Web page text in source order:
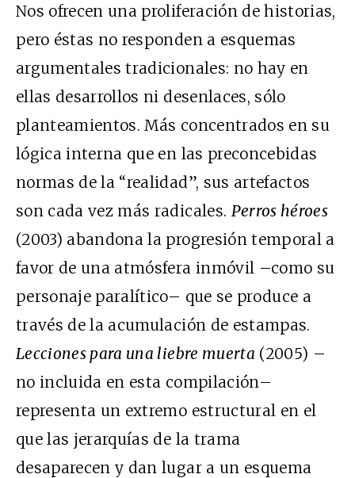
Nos ofrecen una proliferación de historias,
pero éstas no responden a esquemas
argumentales tradicionales: no hay en
ellas desarrollos ni desenlaces, sólo
planteamientos. Más concentrados en su
lógica interna que en las preconcebidas
normas de la “realidad”, sus artefactos
son cada vez más radicales. Perros héroes
(2003) abandona la progresión temporal a
favor de una atmósfera inmóvil –como su
personaje paralítico– que se produce a
través de la acumulación de estampas.
Lecciones para una liebre muerta (2005) –
no incluida en esta compilación–
representa un extremo estructural en el
que las jerarquías de la trama
desaparecen y dan lugar a un esquema